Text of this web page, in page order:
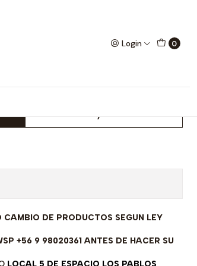
Login 0
circones rubí E-
DE PRODUCTOS SEGUN LEY
+56 9 98020361 ANTES DE HACER SU
LOCAL 5 DE ESPACIO LOS PABLOS